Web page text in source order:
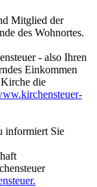
Mitglied der
des Wohnortes.
- also Ihren
Einkommen
die
informiert Sie